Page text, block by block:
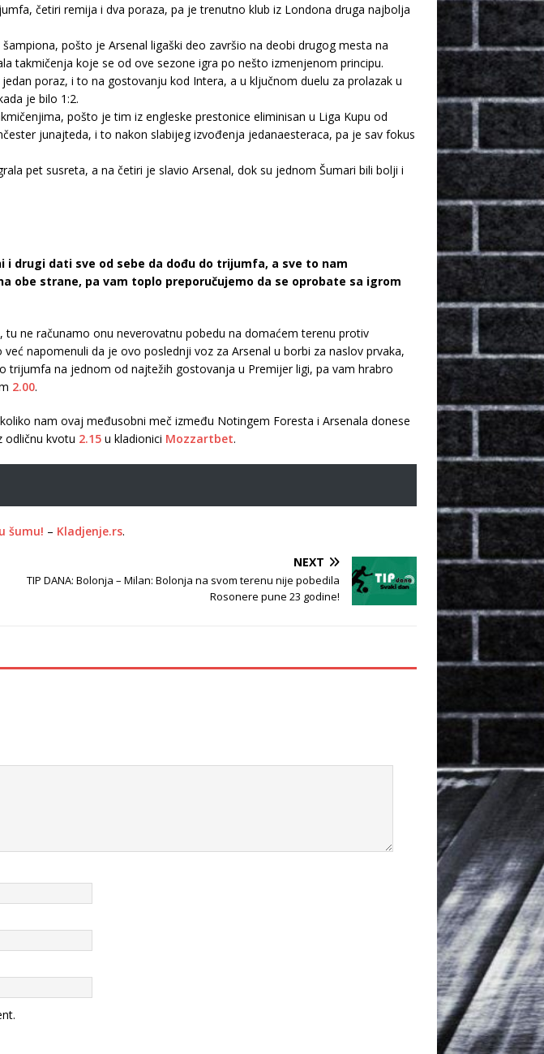
četiri remija i dva poraza, pa je trenutno klub iz Londona druga najbolja
pošto je Arsenal ligaški deo završio na deobi drugog mesta na
takmičenja koje se od ove sezone igra po nešto izmenjenom principu.
poraz, i to na gostovanju kod Intera, a u ključnom duelu za prolazak u
je bilo 1:2.
pošto je tim iz engleske prestonice eliminisan u Liga Kupu od
junajteda, i to nakon slabijeg izvođenja jedanaesteraca, pa je sav fokus
pet susreta, a na četiri je slavio Arsenal, dok su jednom Šumari bili bolji i
i drugi dati sve od sebe da dođu do trijumfa, a sve to nam
obe strane, pa vam toplo preporučujemo da se oprobate sa igrom
ne računamo onu neverovatnu pobedu na domaćem terenu protiv
napomenuli da je ovo poslednji voz za Arsenal u borbi za naslov prvaka,
na jednom od najtežih gostovanja u Premijer ligi, pa vam hrabro
2.00.
nam ovaj međusobni meč između Notingem Foresta i Arsenala donese
odličnu kvotu 2.15 u kladionici Mozzartbet.
šumu! – Kladjenje.rs.
NEXT
TIP DANA: Bolonja – Milan: Bolonja na svom terenu nije pobedila
Rosonere pune 23 godine!